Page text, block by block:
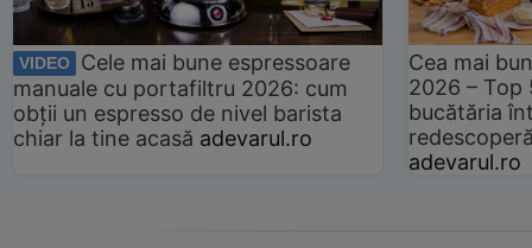
VIDEO
Cele mai bune espressoare
manuale cu portafiltru 2026: cum
obții un espresso de nivel barista
chiar la tine acasă adevarul.ro
Cea mai
2026 –
bucătăria
adevarul.ro